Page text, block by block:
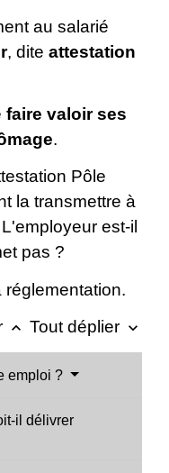
au salarié
, dite attestation
faire valoir ses
.
Pôle
la transmettre à
est-il
pas ?
réglementation.
keyboard_arrow_up Tout déplier keyboard_arrow_down
emploi ?
il délivrer